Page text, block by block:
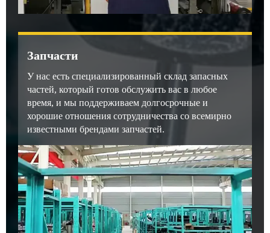
Запчасти
У нас есть специализированный склад запасных
частей, который готов обслужить вас в любое
время, и мы поддерживаем долгосрочные и
хорошие отношения сотрудничества со всемирно
известными брендами запчастей.